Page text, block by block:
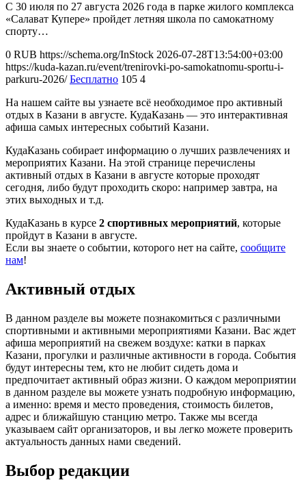
С 30 июля по 27 августа 2026 года в парке жилого комплекса
«Салават Купере» пройдет летняя школа по самокатному
спорту…
0 RUB https://schema.org/InStock 2026-07-28T13:54:00+03:00
https://kuda-kazan.ru/event/trenirovki-po-samokatnomu-sportu-i-
parkuru-2026/ Бесплатно 105 4
На нашем сайте вы узнаете всё необходимое про активный
отдых в Казани в августе. КудаКазань — это интерактивная
афиша самых интересных событий Казани.
КудаКазань собирает информацию о лучших развлечениях и
мероприятих Казани. На этой странице перечислены
активный отдых в Казани в августе которые проходят
сегодня, либо будут проходить скоро: например завтра, на
этих выходных и т.д.
КудаКазань в курсе 2 спортивных мероприятий, которые
пройдут в Казани в августе.
Если вы знаете о событии, которого нет на сайте, сообщите
нам!
Активный отдых
В данном разделе вы можете познакомиться с различными
спортивными и активными мероприятиями Казани. Вас ждет
афиша мероприятий на свежем воздухе: катки в парках
Казани, прогулки и различные активности в города. События
будут интересны тем, кто не любит сидеть дома и
предпочитает активный образ жизни. О каждом мероприятии
в данном разделе вы можете узнать подробную информацию,
а именно: время и место проведения, стоимость билетов,
адрес и ближайшую станцию метро. Также мы всегда
указываем сайт организаторов, и вы легко можете проверить
актуальность данных нами сведений.
Выбор редакции